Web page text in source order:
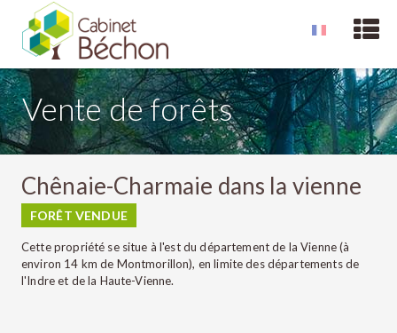
Vente de forêts
Chênaie-Charmaie dans la vienne
FORÊT VENDUE
Cette propriété se situe à l'est du département de la Vienne (à
environ 14 km de Montmorillon), en limite des départements de
l'Indre et de la Haute-Vienne.